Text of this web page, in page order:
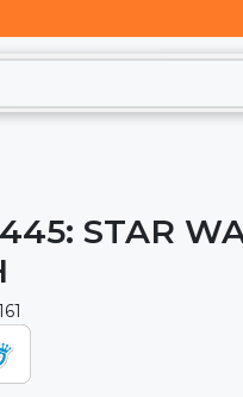
STAR